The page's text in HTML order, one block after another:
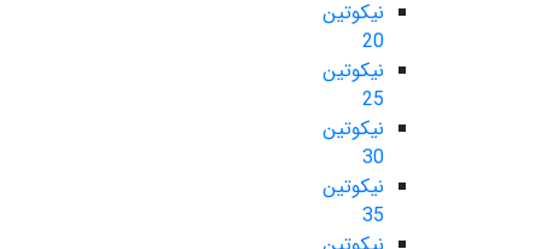
نیکوتین
20
نیکوتین
25
نیکوتین
30
نیکوتین
35